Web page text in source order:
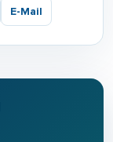
E-Mail